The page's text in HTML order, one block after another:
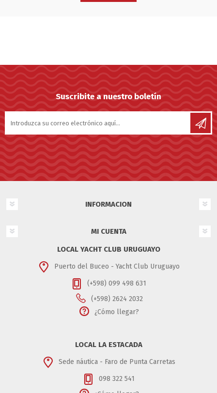
Suscribite a nuestro boletín
INFORMACION
MI CUENTA
LOCAL YACHT CLUB URUGUAYO
Puerto del Buceo - Yacht Club Uruguayo
(+598) 099 498 631
(+598) 2624 2032
¿Cómo llegar?
LOCAL LA ESTACADA
Sede náutica - Faro de Punta Carretas
098 322 541